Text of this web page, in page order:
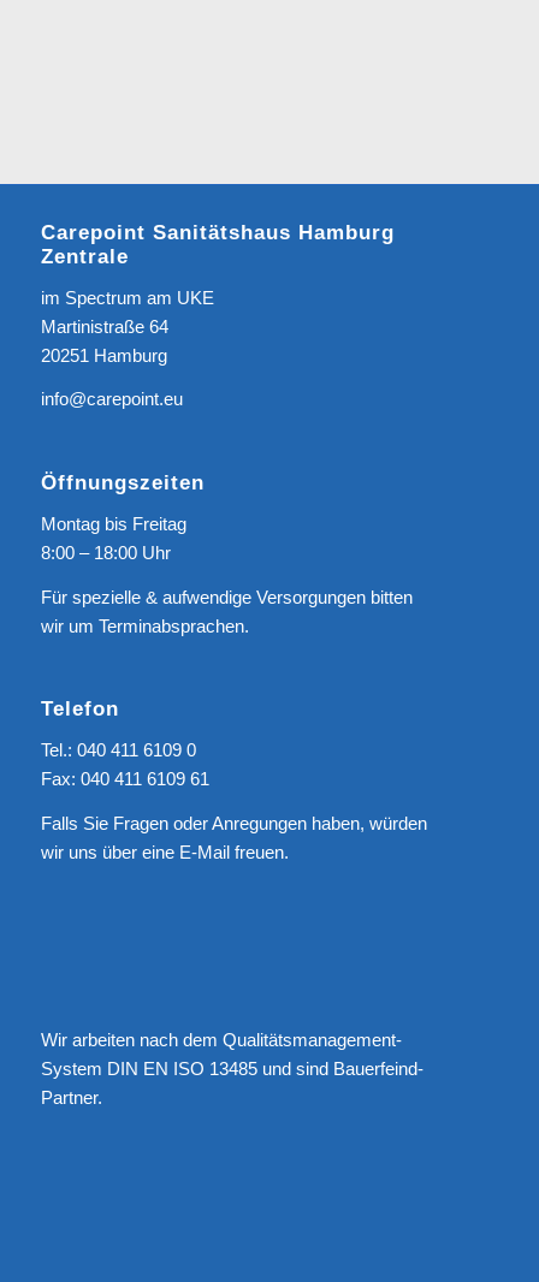
Carepoint Sanitätshaus Hamburg
Zentrale
im Spectrum am UKE
Martinistraße 64
20251 Hamburg
info@carepoint.eu
Öffnungszeiten
Montag bis Freitag
8:00 – 18:00 Uhr
Für spezielle & aufwendige Versorgungen bitten
wir um Terminabsprachen.
Telefon
Tel.: 040 411 6109 0
Fax: 040 411 6109 61
Falls Sie Fragen oder Anregungen haben, würden
wir uns über eine E-Mailfreuen.
Wir arbeiten nach dem Qualitätsmanagement-
System DIN EN ISO 13485 und sind Bauerfeind-
Partner.